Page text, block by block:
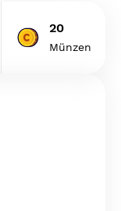
20
Münzen